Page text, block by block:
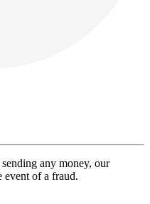
any money, our
event of a fraud.